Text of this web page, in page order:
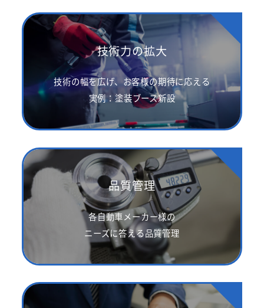
技術力の拡大
技術の幅を広げ、お客様の期待に応える
実例：塗装ブース新設
品質管理
各自動車メーカー様の
ニーズに答える品質管理